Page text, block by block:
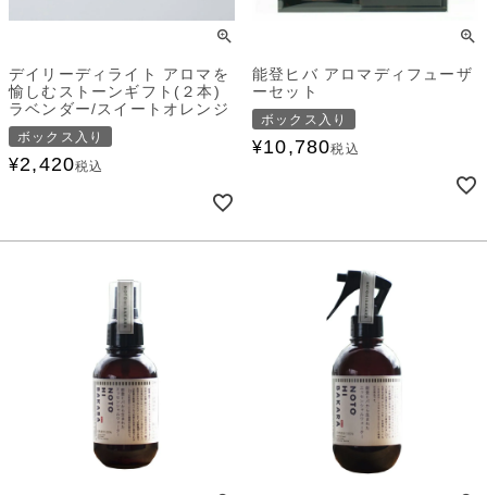
デイリーディライト アロマを
愉しむストーンギフト(２本)
ラベンダー/スイートオレンジ
ボックス入り
¥2,420税込
能登ヒバ アロマディフューザ
ーセット
ボックス入り
¥10,780税込